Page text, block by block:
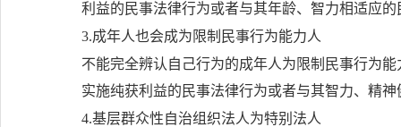
利益的民事法律行为或者与其年龄、智力相适应
3.成年人也会成为限制民事行为能力人
不能完全辨认自己行为的成年人为限制民事行为
实施纯获利益的民事法律行为或者与其智力、精
4.基层群众性自治组织法人为特别法人